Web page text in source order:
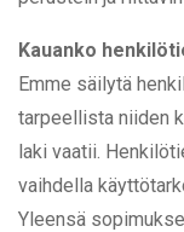
Kauanko
Emme säilytä
tarpeellista niiden
laki vaatii.
vaihdella
Yleensä